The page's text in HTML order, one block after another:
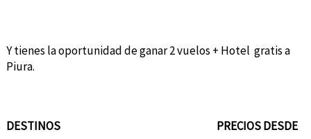
Y tienes la oportunidad de ganar 2 vuelos + Hotel gratis a
Piura.
DESTINOS PRECIOS DESDE